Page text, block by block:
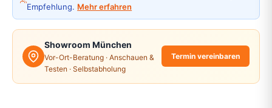
Empfehlung. Mehr erfahren
Showroom München
Vor-Ort-Beratung · Anschauen &
Testen · Selbstabholung
Termin vereinbaren